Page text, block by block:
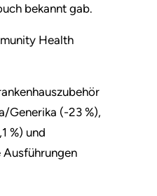
bekannt gab.
Health
Generika (-23 %),
%) und